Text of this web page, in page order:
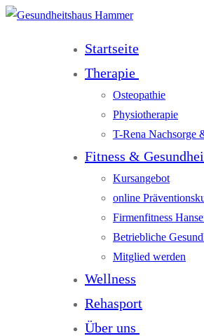
Startseite
Therapie
Osteopathie
Physiotherapie
T-Rena Nachsorge
Fitness &
Kursangebot
online
Firmenfitness
Betriebliche
Mitglied werden
Wellness
Rehasport
Über uns